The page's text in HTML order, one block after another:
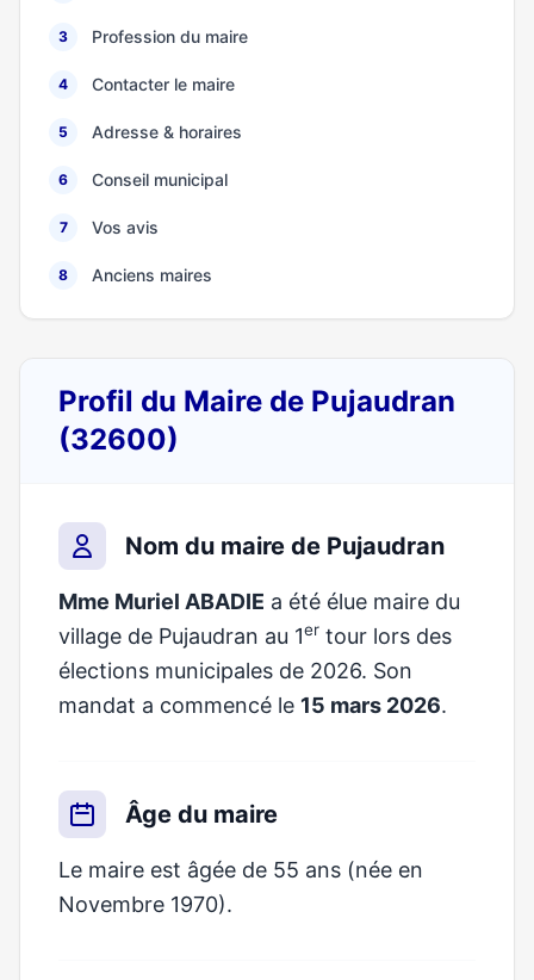
3 Profession du maire
4 Contacter le maire
5 Adresse & horaires
6 Conseil municipal
7 Vos avis
8 Anciens maires
Profil du Maire de Pujaudran
(32600)
Nom du maire de Pujaudran
Mme Muriel ABADIE a été élue maire du
village de Pujaudran au 1er tour lors des
élections municipales de 2026. Son
mandat a commencé le 15 mars 2026.
Âge du maire
Le maire est âgée de 55 ans (née en
Novembre 1970).